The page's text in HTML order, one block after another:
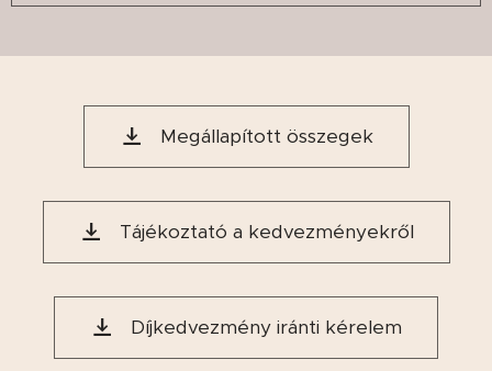
Megállapított összegek
Tájékoztató a kedvezményekről
Díjkedvezmény iránti kérelem